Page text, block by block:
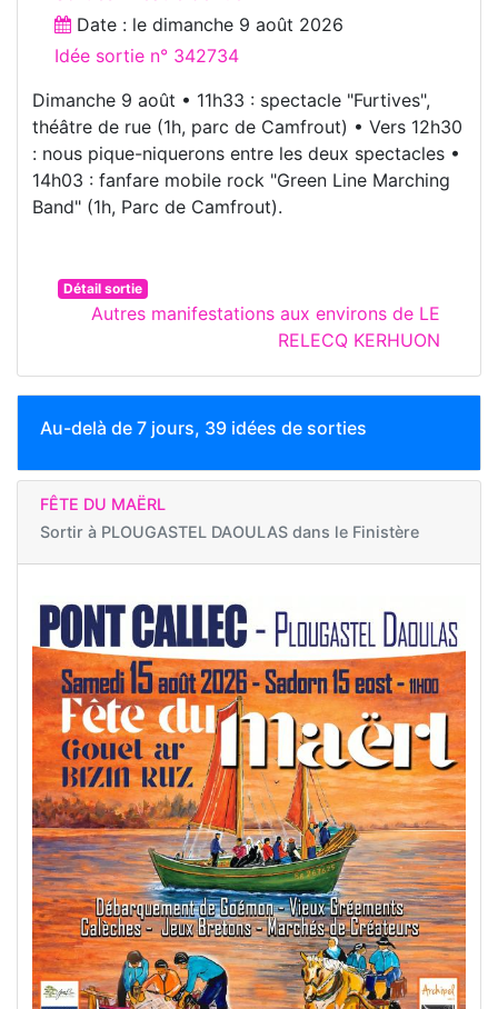
Date : le dimanche 9 août 2026
Idée sortie n° 342734
Dimanche 9 août • 11h33 : spectacle "Furtives",
théâtre de rue (1h, parc de Camfrout) • Vers 12h30
: nous pique-niquerons entre les deux spectacles •
14h03 : fanfare mobile rock "Green Line Marching
Band" (1h, Parc de Camfrout).
Détail sortie
Autres manifestations aux environs de LE
RELECQ KERHUON
Au-delà de 7 jours, 39 idées de sorties
FÊTE DU MAËRL
Sortir à PLOUGASTEL DAOULAS dans le Finistère